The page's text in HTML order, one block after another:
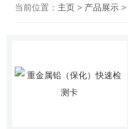
当前位置： 主页> 产品展示>